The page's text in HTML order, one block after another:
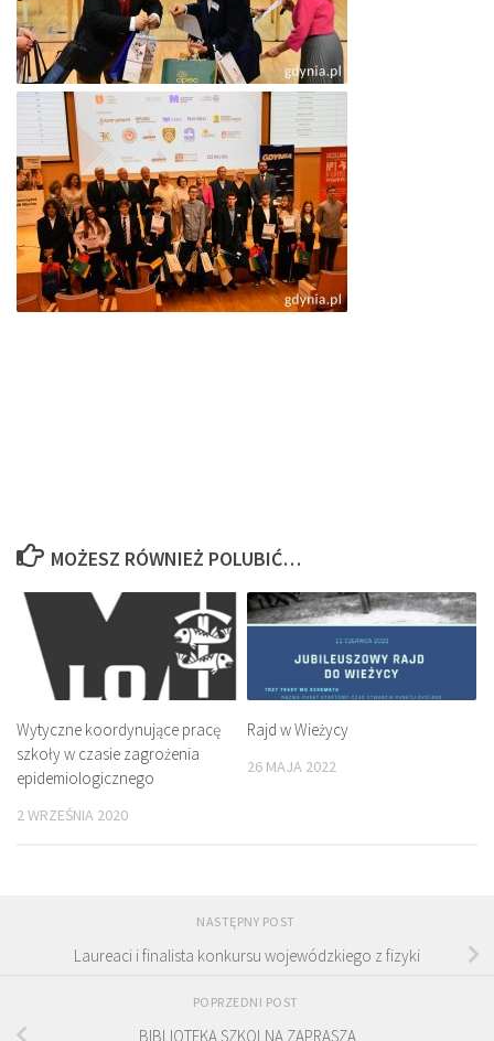
MOŻESZ RÓWNIEŻ POLUBIĆ…
Wytyczne koordynujące pracę
szkoły w czasie zagrożenia
epidemiologicznego
2 WRZEŚNIA 2020
Rajd w Wieżycy
26 MAJA 2022
NASTĘPNY POST
Laureaci i finalista konkursu wojewódzkiego z fizyki
POPRZEDNI POST
BIBLIOTEKA SZKOLNA ZAPRASZA